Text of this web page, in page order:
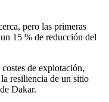
pero las primeras
15 % de reducción del
de explotación,
resiliencia de un sitio
Dakar.